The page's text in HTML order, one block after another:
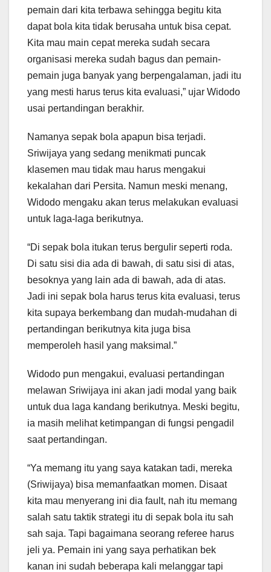
pemain dari kita terbawa sehingga begitu kita
dapat bola kita tidak berusaha untuk bisa cepat.
Kita mau main cepat mereka sudah secara
organisasi mereka sudah bagus dan pemain-
pemain juga banyak yang berpengalaman, jadi itu
yang mesti harus terus kita evaluasi,” ujar Widodo
usai pertandingan berakhir.
Namanya sepak bola apapun bisa terjadi.
Sriwijaya yang sedang menikmati puncak
klasemen mau tidak mau harus mengakui
kekalahan dari Persita. Namun meski menang,
Widodo mengaku akan terus melakukan evaluasi
untuk laga-laga berikutnya.
“Di sepak bola itukan terus bergulir seperti roda.
Di satu sisi dia ada di bawah, di satu sisi di atas,
besoknya yang lain ada di bawah, ada di atas.
Jadi ini sepak bola harus terus kita evaluasi, terus
kita supaya berkembang dan mudah-mudahan di
pertandingan berikutnya kita juga bisa
memperoleh hasil yang maksimal.”
Widodo pun mengakui, evaluasi pertandingan
melawan Sriwijaya ini akan jadi modal yang baik
untuk dua laga kandang berikutnya. Meski begitu,
ia masih melihat ketimpangan di fungsi pengadil
saat pertandingan.
“Ya memang itu yang saya katakan tadi, mereka
(Sriwijaya) bisa memanfaatkan momen. Disaat
kita mau menyerang ini dia fault, nah itu memang
salah satu taktik strategi itu di sepak bola itu sah
sah saja. Tapi bagaimana seorang referee harus
jeli ya. Pemain ini yang saya perhatikan bek
kanan ini sudah beberapa kali melanggar tapi